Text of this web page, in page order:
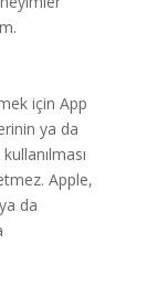
için App
ya da
Apple,
da